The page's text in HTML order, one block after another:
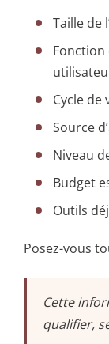
Taille de
Cycle de
Source
Niveau
Budget
Outils
Posez-vous
Cette
qualifier,